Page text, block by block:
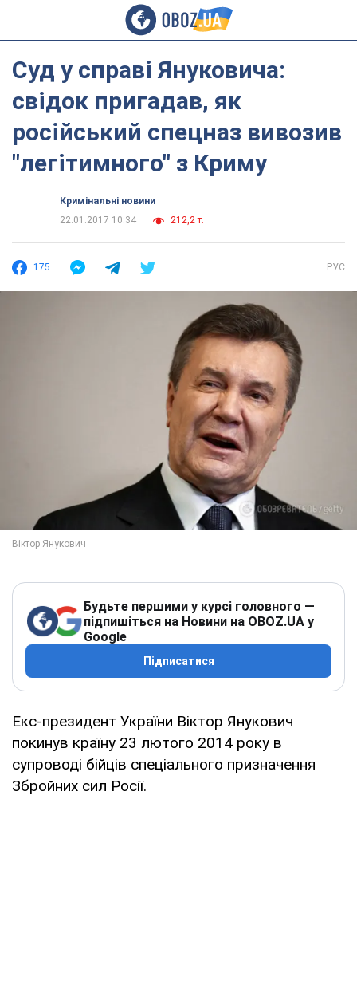
Суд у справі Януковича:
свідок пригадав, як
російський спецназ вивозив
"легітимного" з Криму
Кримінальні новини
22.01.2017 10:34
212,2 т.
175 РУС
Будьте першими у курсі головного —
підпишіться на Новини на OBOZ.UA у
Google
Підписатися
Екс-президент України Віктор Янукович
покинув країну 23 лютого 2014 року в
супроводі бійців спеціального призначення
Збройних сил Росії.